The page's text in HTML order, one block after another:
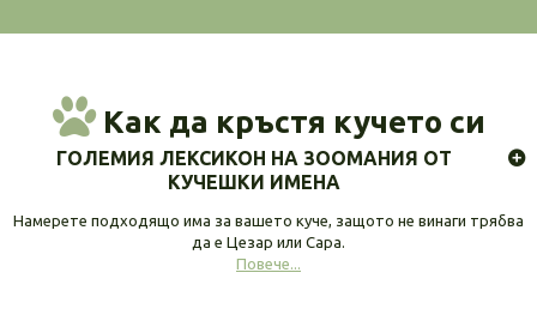
Как да кръстя кучето си
ГОЛЕМИЯ ЛЕКСИКОН НА ЗООМАНИЯ ОТ
КУЧЕШКИ ИМЕНА
Намерете подходящо има за вашето куче, защото не винаги трябва
да е Цезар или Сара.
Повече...